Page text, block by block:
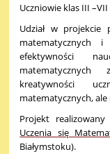
Uczniowie klas III
Udział w projekcie
matematycznych i
efektywności
kreatywności
matematycznych,
Projekt
Uczenia się
Białymstoku).